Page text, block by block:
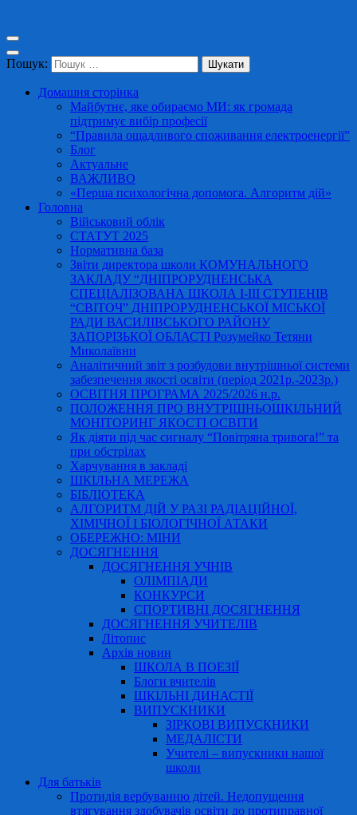
Пошук:
Домашня сторінка
Майбутнє, яке обираємо МИ: як громада
підтримує вибір професії
“Правила ощадливого споживання електроенергії”
Блог
Актуальне
ВАЖЛИВО
«Перша психологічна допомога. Алгоритм дій»
Головна
Військовий облік
СТАТУТ 2025
Нормативна база
Звіти директора школи КОМУНАЛЬНОГО
ЗАКЛАДУ “ДНІПРОРУДНЕНСЬКА
СПЕЦІАЛІЗОВАНА ШКОЛА І-ІІІ СТУПЕНІВ
“СВІТОЧ” ДНІПРОРУДНЕНСЬКОЇ МІСЬКОЇ
РАДИ ВАСИЛІВСЬКОГО РАЙОНУ
ЗАПОРІЗЬКОЇ ОБЛАСТІ Розумейко Тетяни
Миколаївни
Аналітичний звіт з розбудови внутрішньої системи
забезпечення якості освіти (період 2021р.-2023р.)
ОСВІТНЯ ПРОГРАМА 2025/2026 н.р.
ПОЛОЖЕННЯ ПРО ВНУТРІШНЬОШКІЛЬНИЙ
МОНІТОРИНГ ЯКОСТІ ОСВІТИ
Як діяти під час сигналу “Повітряна тривога!” та
при обстрілах
Харчування в закладі
ШКІЛЬНА МЕРЕЖА
БІБЛІОТЕКА
АЛГОРИТМ ДІЙ У РАЗІ РАДІАЦІЙНОЇ,
ХІМІЧНОЇ І БІОЛОГІЧНОЇ АТАКИ
ОБЕРЕЖНО: МІНИ
ДОСЯГНЕННЯ
ДОСЯГНЕННЯ УЧНІВ
ОЛІМПІАДИ
КОНКУРСИ
СПОРТИВНІ ДОСЯГНЕННЯ
ДОСЯГНЕННЯ УЧИТЕЛІВ
Літопис
Архів новин
ШКОЛА В ПОЕЗІЇ
Блоги вчителів
ШКІЛЬНІ ДИНАСТІЇ
ВИПУСКНИКИ
ЗІРКОВІ ВИПУСКНИКИ
МЕДАЛІСТИ
Учителі – випускники нашої
школи
Для батьків
Протидія вербуванню дітей. Недопущення
втягування здобувачів освіти до протиправної